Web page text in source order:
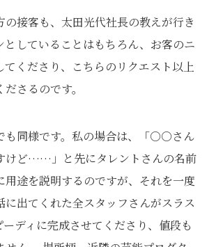
の接客も、太田光代社長の教えが行き
としていることはもちろん、お客のニ
てくださり、こちらのリクエスト以上
さるのです。
も同様です。私の場合は、「○○さん
けど……」と先にタレントさんの名前
用途を説明するのですが、それを一度
に出てくれた全スタッフさんがスラス
ーディに完成させてくださり、値段も